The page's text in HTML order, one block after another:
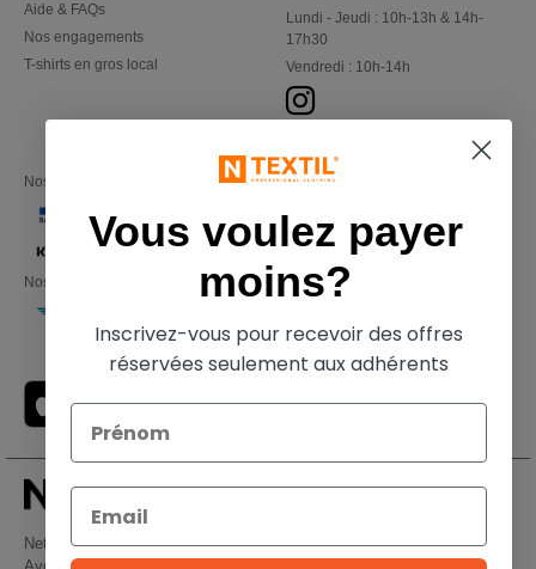
Aide & FAQs
Nos engagements
T-shirts en gros local
Lundi - Jeudi : 10h-13h & 14h-
17h30
Vendredi : 10h-14h
Nos partenaires financiers
Nos transporteurs
Netenders Belgium SRL
Vous voulez payer
moins?
Inscrivez-vous pour recevoir des offres
réservées seulement aux adhérents